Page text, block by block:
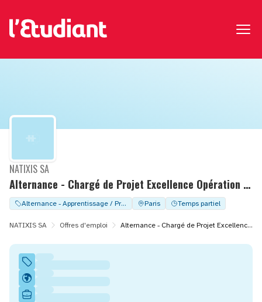
Alternance - Chargé de Projet Excellence Opération F/H
NATIXIS SA
Alternance - Apprentissage / Professionalisation Paris Temps partiel
NATIXIS SA Offres d'emploi Alternance - Chargé de Projet Excellence Opération F/H